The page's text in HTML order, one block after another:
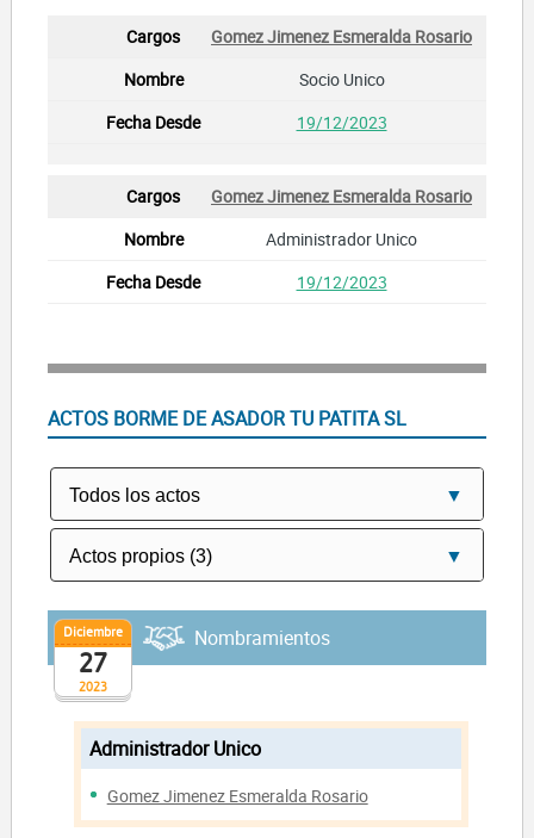
Gomez Jimenez Esmeralda Rosario
Socio Unico
19/12/2023
Gomez Jimenez Esmeralda Rosario
Administrador Unico
19/12/2023
ACTOS BORME DE ASADOR TU PATITA SL
2023
Diciembre
27
Nombramientos
Administrador Unico
Gomez Jimenez Esmeralda Rosario